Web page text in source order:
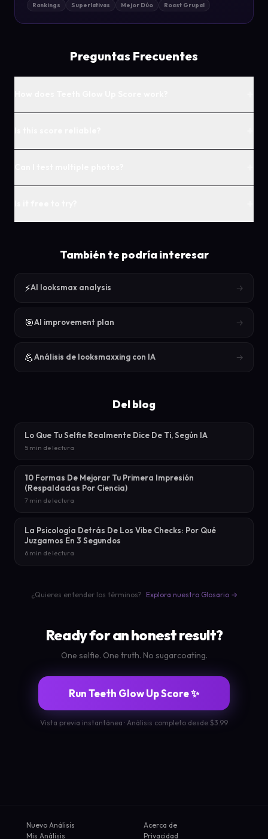
Rankings Superlativas Mejor Dúo Roast Grupal
Preguntas Frecuentes
También te podría interesar
⚡AI looksmax analysis →
🎯AI improvement plan →
💪Análisis de looksmaxxing con IA →
Del blog
Lo Que Tu Selfie Realmente Dice De Ti, Según IA
5 min de lectura
10 Formas De Mejorar Tu Primera Impresión
(Respaldadas Por Ciencia)
7 min de lectura
La Psicología Detrás De Los Vibe Checks: Por Qué
Juzgamos En 3 Segundos
6 min de lectura
¿Quieres entender los términos? Explora nuestro Glosario →
Ready for an honest result?
One selfie. One truth. No sugarcoating.
Run Teeth Glow Up Score ✨
Vista previa instantánea · Análisis completo desde $3.99
Nuevo Análisis
Mis Análisis
Acerca de
Privacidad